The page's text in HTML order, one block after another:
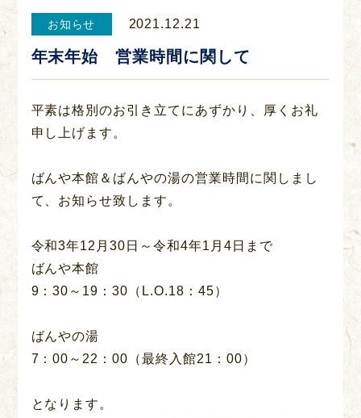
お知らせ 2021.12.21
年末年始 営業時間に関して
平素は格別のお引き立てにあずかり、厚くお礼
申し上げます。
ばんや本館＆ばんやの湯の営業時間に関しまし
て、お知らせ致します。
令和3年12月30日～令和4年1月4日まで
ばんや本館
9：30～19：30（L.O.18：45）
ばんやの湯
7：00～22：00（最終入館21：00）
となります。